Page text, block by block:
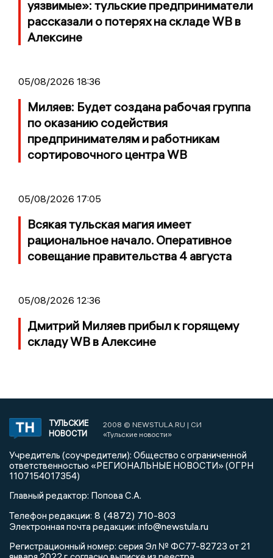
уязвимые»: тульские предприниматели
рассказали о потерях на складе WB в
Алексине
05/08/2026 18:36
Миляев: Будет создана рабочая группа
по оказанию содействия
предпринимателям и работникам
сортировочного центра WB
05/08/2026 17:05
Всякая тульская магия имеет
рациональное начало. Оперативное
совещание правительства 4 августа
05/08/2026 12:36
Дмитрий Миляев прибыл к горящему
складу WB в Алексине
ТУЛЬСКИЕ
НОВОСТИ
2008 © NEWSTULA.RU | СИ
«Тульские новости»
Учредитель (соучредители): Общество с ограниченной
ответственностью «РЕГИОНАЛЬНЫЕ НОВОСТИ» (ОГРН
1107154017354)
Главный редактор: Попова С.А.
Телефон редакции: 8 (4872) 710-803
Электронная почта редакции: info@newstula.ru
Регистрационный номер: серия Эл № ФС77-82723 от 21